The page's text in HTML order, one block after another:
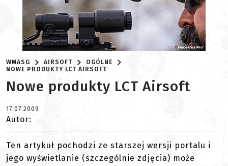
WMASG AIRSOFT
OGÓLNE
NOWE PRODUKTY LCT AIRSOFT
Nowe produkty LCT Airsoft
17.07.2009
Autor:
Ten artykuł pochodzi ze starszej wersji portalu i
jego wyświetlanie (szczególnie zdjęcia) może